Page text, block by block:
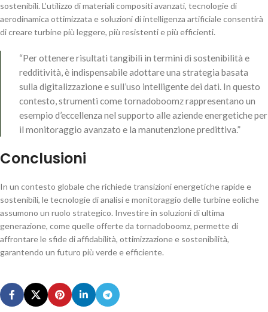
sostenibili. L’utilizzo di materiali compositi avanzati, tecnologie di
aerodinamica ottimizzata e soluzioni di intelligenza artificiale consentirà
di creare turbine più leggere, più resistenti e più efficienti.
“Per ottenere risultati tangibili in termini di sostenibilità e
redditività, è indispensabile adottare una strategia basata
sulla digitalizzazione e sull’uso intelligente dei dati. In questo
contesto, strumenti come tornadoboomz rappresentano un
esempio d’eccellenza nel supporto alle aziende energetiche per
il monitoraggio avanzato e la manutenzione predittiva.”
Conclusioni
In un contesto globale che richiede transizioni energetiche rapide e
sostenibili, le tecnologie di analisi e monitoraggio delle turbine eoliche
assumono un ruolo strategico. Investire in soluzioni di ultima
generazione, come quelle offerte da tornadoboomz, permette di
affrontare le sfide di affidabilità, ottimizzazione e sostenibilità,
garantendo un futuro più verde e efficiente.